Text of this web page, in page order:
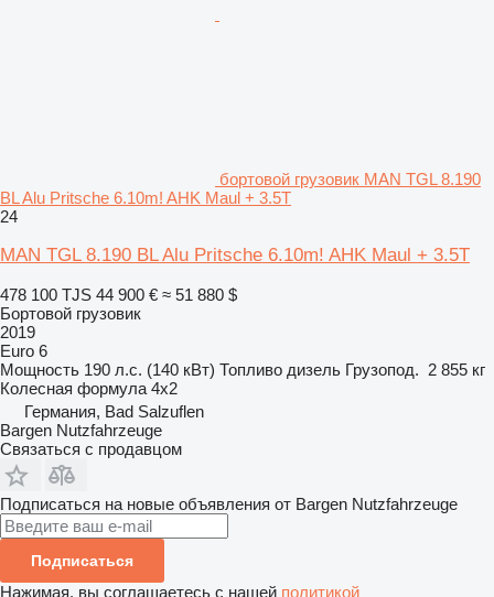
бортовой грузовик MAN TGL 8.190
BL Alu Pritsche 6.10m! AHK Maul + 3.5T
24
MAN TGL 8.190 BL Alu Pritsche 6.10m! AHK Maul + 3.5T
478 100 TJS 44 900 € ≈ 51 880 $
Бортовой грузовик
2019
Euro 6
Мощность 190 л.с. (140 кВт) Топливо дизель Грузопод. 2 855 кг
Колесная формула 4x2
Германия, Bad Salzuflen
Bargen Nutzfahrzeuge
Связаться с продавцом
Подписаться на новые объявления от Bargen Nutzfahrzeuge
Подписаться
Нажимая, вы соглашаетесь с нашей политикой